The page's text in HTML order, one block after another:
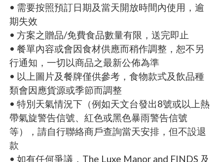
• 需要按照預訂日期及當天開放時間內使用，逾
期失效
• 方案之贈品/免費食品數量有限，送完即止
• 餐單內容或會因食材供應而稍作調整，恕不另
行通知，一切以商品之最新公佈為準
• 以上圖片及餐牌僅供參考，食物款式及飲品種
類會因應貨源或季節而調整
• 特別天氣情況下（例如天文台發出8號或以上熱
帶氣旋警告信號、紅色或黑色暴雨警告信號
等），請自行聯絡商戶查詢當天安排，但不設退
款
• 如有任何爭議，The Luxe Manor and FINDS 及